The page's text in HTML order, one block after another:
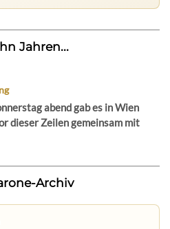
Jahren...
abend gab es in Wien
dieser Zeilen gemeinsam mit
Archiv